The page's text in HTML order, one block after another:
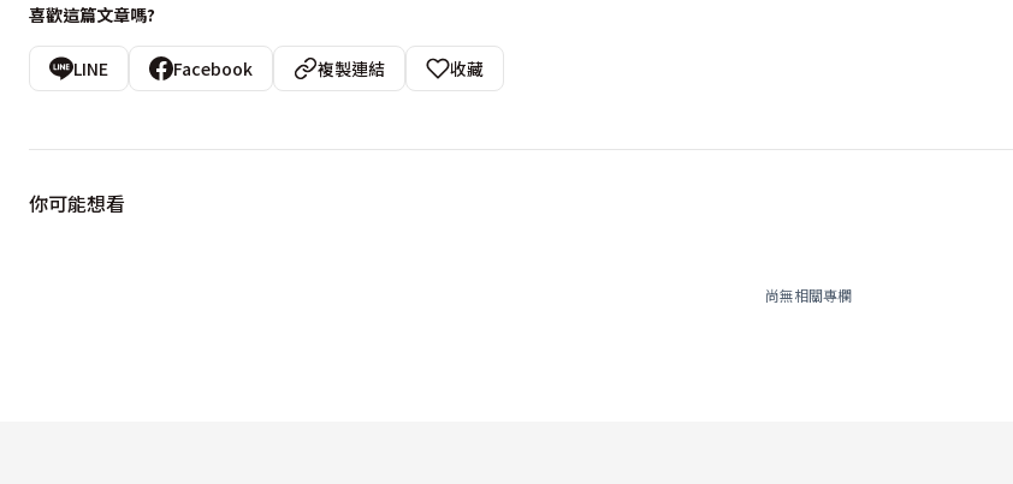
喜歡這篇文章嗎?
LINE Facebook 複製連結 收藏
你可能想看
尚無相關專欄